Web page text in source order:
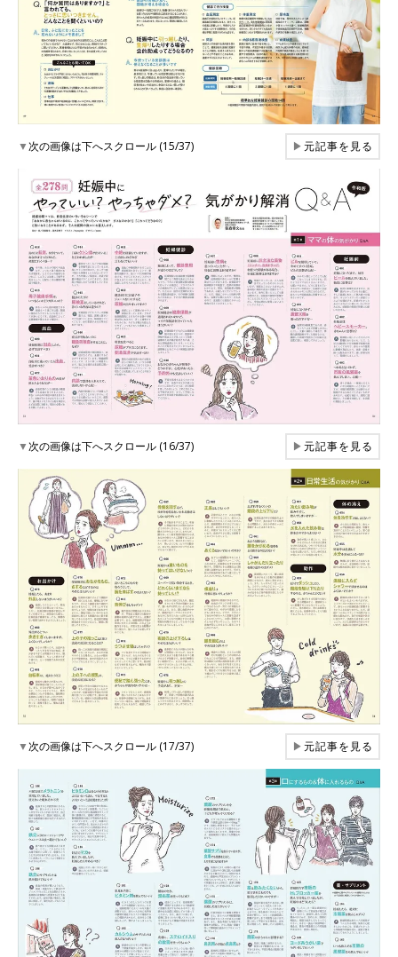
▼次の画像は下へスクロール (15/37) ▶元記事を見る
▼次の画像は下へスクロール (16/37) ▶元記事を見る
▼次の画像は下へスクロール (17/37) ▶元記事を見る